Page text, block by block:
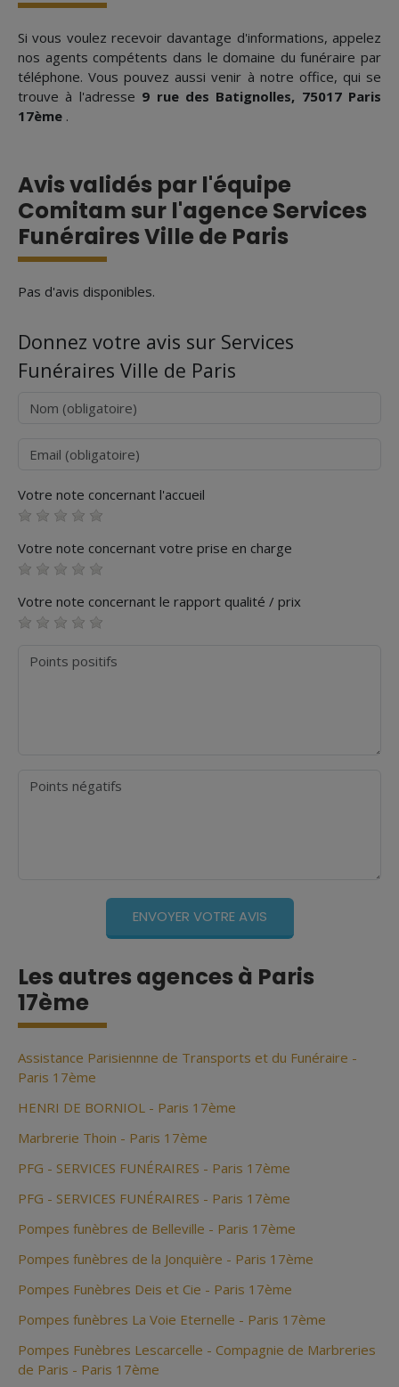
Si vous voulez recevoir davantage d'informations, appelez
nos agents compétents dans le domaine du funéraire par
téléphone. Vous pouvez aussi venir à notre office, qui se
trouve à l'adresse 9 rue des Batignolles, 75017 Paris
17ème .
Avis validés par l'équipe
Comitam sur l'agence Services
Funéraires Ville de Paris
Pas d'avis disponibles.
Donnez votre avis sur Services
Funéraires Ville de Paris
Nom
Courriel
Votre note concernant l'accueil
Votre note concernant votre prise en charge
Votre note concernant le rapport qualité / prix
Points positifs
Points négatifs
Les autres agences à Paris
17ème
Assistance Parisiennne de Transports et du Funéraire -
Paris 17ème
HENRI DE BORNIOL - Paris 17ème
Marbrerie Thoin - Paris 17ème
PFG - SERVICES FUNÉRAIRES - Paris 17ème
PFG - SERVICES FUNÉRAIRES - Paris 17ème
Pompes funèbres de Belleville - Paris 17ème
Pompes funèbres de la Jonquière - Paris 17ème
Pompes Funèbres Deis et Cie - Paris 17ème
Pompes funèbres La Voie Eternelle - Paris 17ème
Pompes Funèbres Lescarcelle - Compagnie de Marbreries
de Paris - Paris 17ème